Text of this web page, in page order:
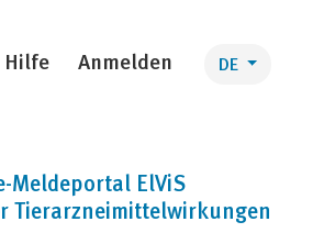
Hilfe Anmelden DE
Meldeportal ElViS
Tierarzneimittelwirkungen